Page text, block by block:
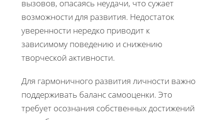
вызовов, опасаясь неудачи, что сужает
возможности для развития. Недостаток
уверенности нередко приводит к
зависимому поведению и снижению
творческой активности.
Для гармоничного развития личности важно
поддерживать баланс самооценки. Это
требует осознания собственных достижений